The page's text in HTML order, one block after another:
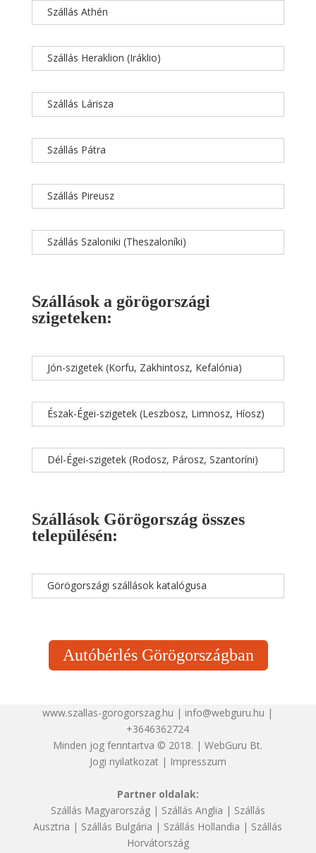
Szállás Athén
Szállás Heraklion (Iráklio)
Szállás Lárisza
Szállás Pátra
Szállás Pireusz
Szállás Szaloniki (Theszaloníki)
Szállások a görögországi
szigeteken:
Jón-szigetek (Korfu, Zakhintosz, Kefalónia)
Észak-Égei-szigetek (Leszbosz, Limnosz, Híosz)
Dél-Égei-szigetek (Rodosz, Párosz, Szantoríni)
Szállások Görögország összes
településén:
Görögországi szállások katalógusa
Autóbérlés Görögországban
www.szallas-gorogorszag.hu | info@webguru.hu |
+3646362724
Minden jog fenntartva © 2018. | WebGuru Bt.
Jogi nyilatkozat| Impresszum
Partner oldalak:
Szállás Magyarország| Szállás Anglia | Szállás
Ausztria | Szállás Bulgária | Szállás Hollandia | Szállás
Horvátország